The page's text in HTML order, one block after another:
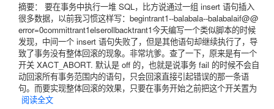
摘要： 要在事务中执行一堆 SQL，比方说通过一组 insert 语句插入
很多数据，以前我习惯这样写：begintrant1--balabala--balabalaif@@
error=0committrant1elserollbacktrant1今天编写一个类似脚本的时候
发现，中间一个 insert 语句失败了，但是其他语句却继续执行了，导
致了事务没有整体回滚的现象。非常坑爹。查了一下，原来是有一个
开关 XACT_ABORT. 默认是 off 的，也就是说事务 fail 的时候不会自
动回滚所有事务范围内的语句，只会回滚直接引起错误的那一条语
句。而要实现整体回滚的效果，只要在事务开始之前把这个开关置为
阅读全文